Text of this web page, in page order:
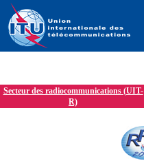
Secteur des radiocommunications (UIT-
R)